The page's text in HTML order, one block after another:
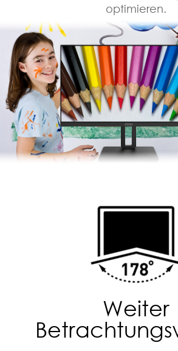
optimieren.
Weiter